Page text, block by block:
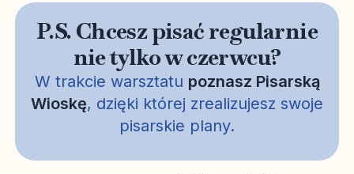
P.S. Chcesz pisać regularnie
nie tylko w czerwcu?
W trakcie warsztatu poznasz Pisarską
Wioskę, dzięki której zrealizujesz swoje
pisarskie plany.